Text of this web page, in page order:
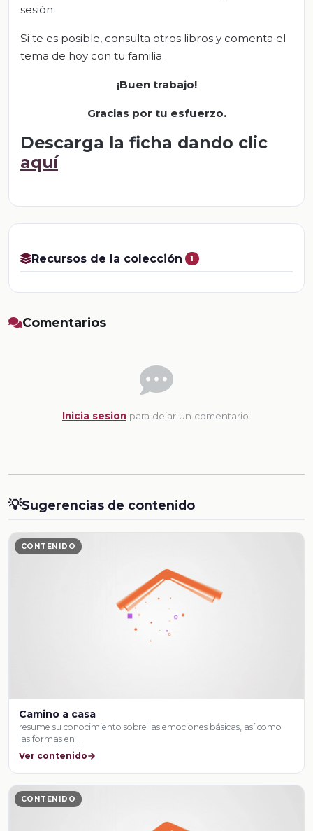
sesión.
Si te es posible, consulta otros libros y comenta el
tema de hoy con tu familia.
¡Buen trabajo!
Gracias por tu esfuerzo.
Descarga la ficha dando clic
aquí
Recursos de la colección 1
Comentarios
Inicia sesion para dejar un comentario.
💡Sugerencias de contenido
CONTENIDO
Camino a casa
resume su conocimiento sobre las emociones básicas, así como
las formas en …
Ver contenido
CONTENIDO